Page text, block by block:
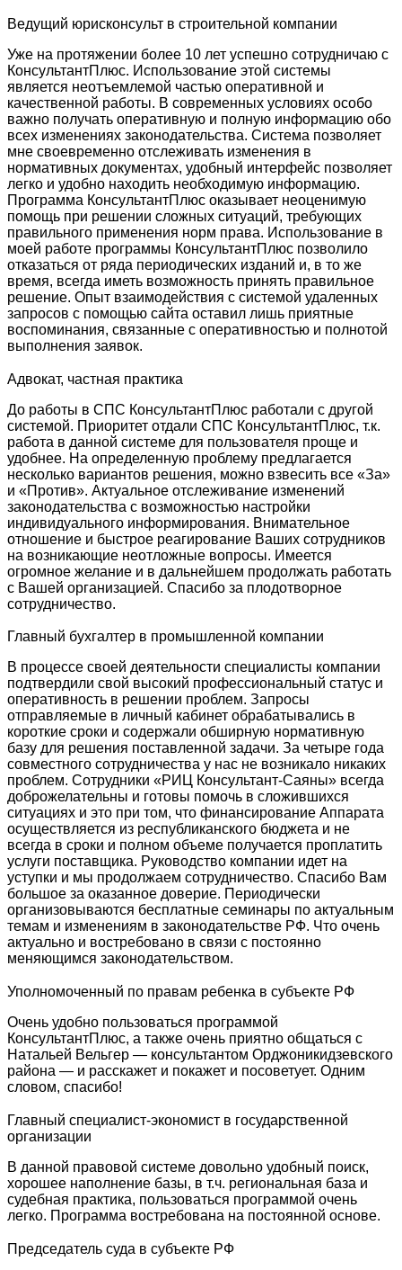
Ведущий юрисконсульт в строительной компании
Уже на протяжении более 10 лет успешно сотрудничаю с
КонсультантПлюс. Использование этой системы
является неотъемлемой частью оперативной и
качественной работы. В современных условиях особо
важно получать оперативную и полную информацию обо
всех изменениях законодательства. Система позволяет
мне своевременно отслеживать изменения в
нормативных документах, удобный интерфейс позволяет
легко и удобно находить необходимую информацию.
Программа КонсультантПлюс оказывает неоценимую
помощь при решении сложных ситуаций, требующих
правильного применения норм права. Использование в
моей работе программы КонсультантПлюс позволило
отказаться от ряда периодических изданий и, в то же
время, всегда иметь возможность принять правильное
решение. Опыт взаимодействия с системой удаленных
запросов с помощью сайта оставил лишь приятные
воспоминания, связанные с оперативностью и полнотой
выполнения заявок.
Адвокат, частная практика
До работы в СПС КонсультантПлюс работали с другой
системой. Приоритет отдали СПС КонсультантПлюс, т.к.
работа в данной системе для пользователя проще и
удобнее. На определенную проблему предлагается
несколько вариантов решения, можно взвесить все «За»
и «Против». Актуальное отслеживание изменений
законодательства с возможностью настройки
индивидуального информирования. Внимательное
отношение и быстрое реагирование Ваших сотрудников
на возникающие неотложные вопросы. Имеется
огромное желание и в дальнейшем продолжать работать
с Вашей организацией. Спасибо за плодотворное
сотрудничество.
Главный бухгалтер в промышленной компании
В процессе своей деятельности специалисты компании
подтвердили свой высокий профессиональный статус и
оперативность в решении проблем. Запросы
отправляемые в личный кабинет обрабатывались в
короткие сроки и содержали обширную нормативную
базу для решения поставленной задачи. За четыре года
совместного сотрудничества у нас не возникало никаких
проблем. Сотрудники «РИЦ Консультант-Саяны» всегда
доброжелательны и готовы помочь в сложившихся
ситуациях и это при том, что финансирование Аппарата
осуществляется из республиканского бюджета и не
всегда в сроки и полном объеме получается проплатить
услуги поставщика. Руководство компании идет на
уступки и мы продолжаем сотрудничество. Спасибо Вам
большое за оказанное доверие. Периодически
организовываются бесплатные семинары по актуальным
темам и изменениям в законодательстве РФ. Что очень
актуально и востребовано в связи с постоянно
меняющимся законодательством.
Уполномоченный по правам ребенка в субъекте РФ
Очень удобно пользоваться программой
КонсультантПлюс, а также очень приятно общаться с
Натальей Вельгер — консультантом Орджоникидзевского
района — и расскажет и покажет и посоветует. Одним
словом, спасибо!
Главный специалист-экономист в государственной
организации
В данной правовой системе довольно удобный поиск,
хорошее наполнение базы, в т.ч. региональная база и
судебная практика, пользоваться программой очень
легко. Программа востребована на постоянной основе.
Председатель суда в субъекте РФ